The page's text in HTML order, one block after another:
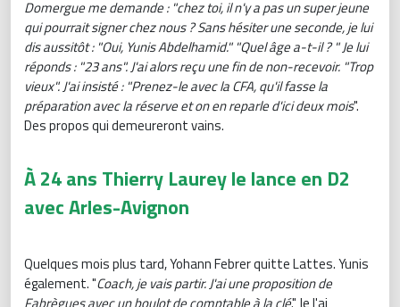
Domergue me demande : "chez toi, il n'y a pas un super jeune
qui pourrait signer chez nous ? Sans hésiter une seconde, je lui
dis aussitôt : "Oui, Yunis Abdelhamid." "Quel âge a-t-il ? " Je lui
réponds : "23 ans". J'ai alors reçu une fin de non-recevoir. "Trop
vieux". J'ai insisté : "Prenez-le avec la CFA, qu'il fasse la
préparation avec la réserve et on en reparle d'ici deux mois".
Des propos qui demeureront vains.
À 24 ans Thierry Laurey le lance en D2
avec Arles-Avignon
Quelques mois plus tard, Yohann Febrer quitte Lattes. Yunis
également. "Coach, je vais partir. J'ai une proposition de